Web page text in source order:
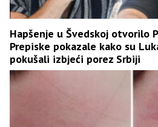
Hapšenje u Švedskoj otvorilo
Prepiske pokazale kako su
pokušali izbjeći porez Srbiji